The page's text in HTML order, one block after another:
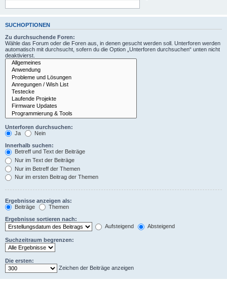
SUCHOPTIONEN
Zu durchsuchende Foren:
Wähle das Forum oder die Foren aus, in denen gesucht werden soll. Unterforen werden
automatisch mit durchsucht, sofern du die Option „Unterforen durchsuchen“ unten nicht
deaktivierst.
Unterforen durchsuchen:
Ja
Nein
Innerhalb suchen:
Betreff und Text der Beiträge
Nur im Text der Beiträge
Nur im Betreff der Themen
Nur im ersten Beitrag der Themen
Ergebnisse anzeigen als:
Beiträge
Themen
Ergebnisse sortieren nach:
Aufsteigend
Absteigend
Suchzeitraum begrenzen:
Die ersten:
Zeichen der Beiträge anzeigen